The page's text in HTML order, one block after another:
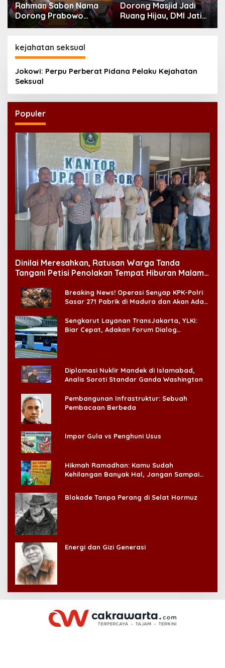
Rahman Sabon Nama
Dorong Prabowo
Perkuat Koordinasi
Perang Iran-Israel
Dorong Masjid Jadi
Ruang Hijau, DMI Jatim
Tanam 300 Bibit
kejahatan seksual
Jokowi: Perpu Perberat Pidana Pelaku Kejahatan
Seksual
Populer
Dinilai Meresahkan, Ratusan Warga Tanda
Tangani Petisi Penolakan Tempat Hiburan Malam
Breaking News! Operasi Senyap KPK-Polri
Sasar 271 Pabrik di Madura dan Akan Ada
Sengkarut Layanan TransJakarta, YLKI:
Biar Cepat, Adakan Forum Dialog
Diplomasi Nuklir Mandek di Islamabad,
Analis Soroti Standar Ganda Washington
Pembangunan Infrastruktur: Sebuah
Pembacaan Berbeda
Impor Gula vs Penghuni Usus
Hikmah Ramadhan: Kamu Sudah
Kehilangan Banyak Hal, Jangan Sampai
Blokade Tanpa Perang di Selat Hormuz
Energi dan Gizi Generasi